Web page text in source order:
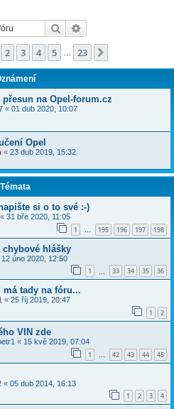
Hledat
z 23
2 3 4 5 23
na Opel-forum.cz
« 01 dub 2020, 10:07
Opel
« 23 dub 2019, 15:32
Témata
si o to své :-)
« 31 bře 2020, 11:05
1 … 195 196 197 198
chybové hlášky
12 úno 2020, 12:50
1 33 34 35 36
má tady na fóru...
« 25 říj 2019, 20:47
1 2
VIN zde
« 15 kvě 2019, 07:04
1 … 42 43 44 45
« 05 dub 2014, 16:13
1 2 3 4